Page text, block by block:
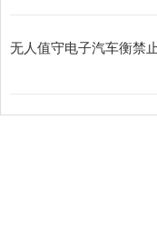
无人值守电子汽车衡禁